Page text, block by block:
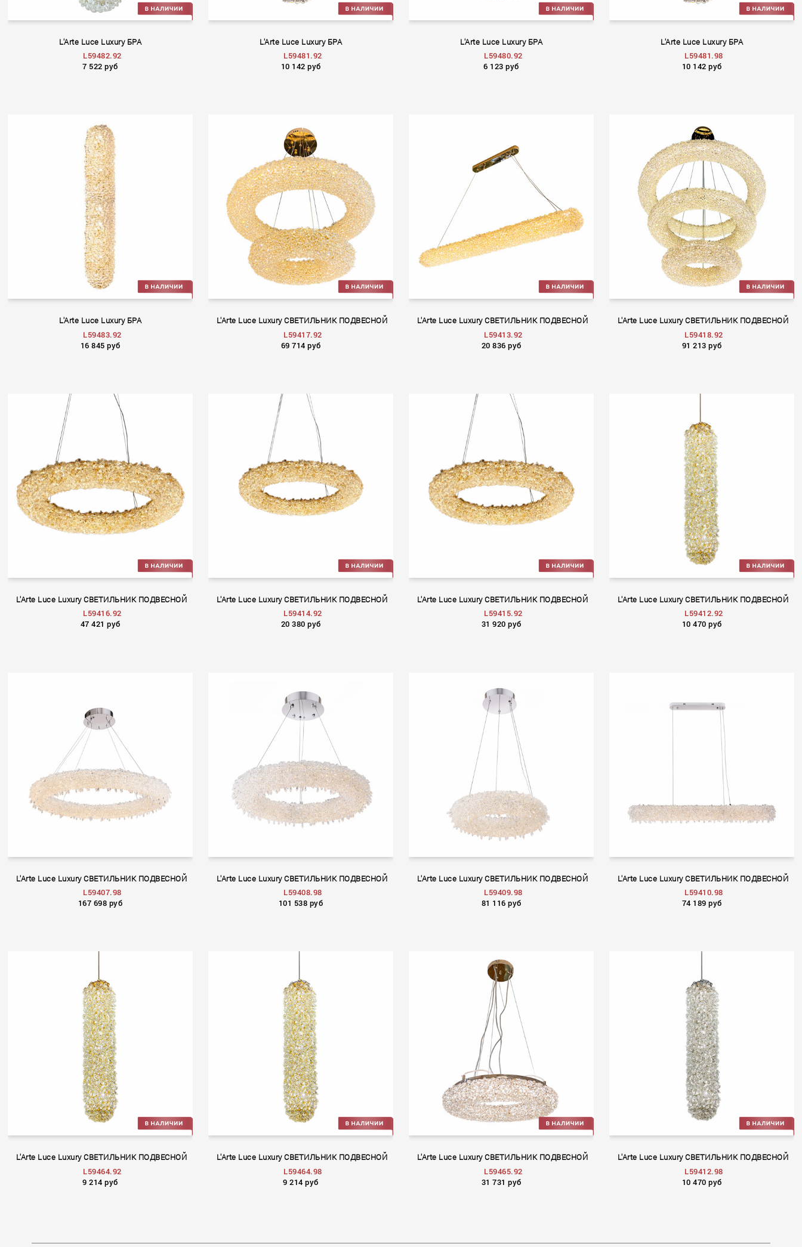
L'Arte Luce Luxury БРА
L59482.92
7 522 руб
L'Arte Luce Luxury БРА
L59481.92
10 142 руб
L'Arte Luce Luxury БРА
L59480.92
6 123 руб
L'Arte Luce Luxury БРА
L59481.98
10 142 руб
L'Arte Luce Luxury БРА
L59483.92
16 845 руб
L'Arte Luce Luxury СВЕТИЛЬНИК ПОДВЕСНОЙ
L59417.92
69 714 руб
L'Arte Luce Luxury СВЕТИЛЬНИК ПОДВЕСНОЙ
L59413.92
20 836 руб
L'Arte Luce Luxury СВЕТИЛЬНИК ПОДВЕСНОЙ
L59418.92
91 213 руб
L'Arte Luce Luxury СВЕТИЛЬНИК ПОДВЕСНОЙ
L59416.92
47 421 руб
L'Arte Luce Luxury СВЕТИЛЬНИК ПОДВЕСНОЙ
L59414.92
20 380 руб
L'Arte Luce Luxury СВЕТИЛЬНИК ПОДВЕСНОЙ
L59415.92
31 920 руб
L'Arte Luce Luxury СВЕТИЛЬНИК ПОДВЕСНОЙ
L59412.92
10 470 руб
L'Arte Luce Luxury СВЕТИЛЬНИК ПОДВЕСНОЙ
L59407.98
167 698 руб
L'Arte Luce Luxury СВЕТИЛЬНИК ПОДВЕСНОЙ
L59408.98
101 538 руб
L'Arte Luce Luxury СВЕТИЛЬНИК ПОДВЕСНОЙ
L59409.98
81 116 руб
L'Arte Luce Luxury СВЕТИЛЬНИК ПОДВЕСНОЙ
L59410.98
74 189 руб
L'Arte Luce Luxury СВЕТИЛЬНИК ПОДВЕСНОЙ
L59464.92
9 214 руб
L'Arte Luce Luxury СВЕТИЛЬНИК ПОДВЕСНОЙ
L59464.98
9 214 руб
L'Arte Luce Luxury СВЕТИЛЬНИК ПОДВЕСНОЙ
L59465.92
31 731 руб
L'Arte Luce Luxury СВЕТИЛЬНИК ПОДВЕСНОЙ
L59412.98
10 470 руб